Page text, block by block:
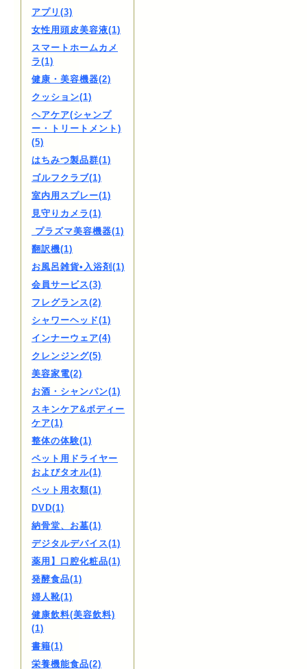
アプリ(3)
女性用頭皮美容液(1)
スマートホームカメ
ラ(1)
健康・美容機器(2)
クッション(1)
ヘアケア(シャンプ
ー・トリートメント)
(5)
はちみつ製品群(1)
ゴルフクラブ(1)
室内用スプレー(1)
見守りカメラ(1)
プラズマ美容機器(1)
翻訳機(1)
お風呂雑貨•入浴剤(1)
会員サービス(3)
フレグランス(2)
シャワーヘッド(1)
インナーウェア(4)
クレンジング(5)
美容家電(2)
お酒・シャンパン(1)
スキンケア&ボディー
ケア(1)
整体の体験(1)
ペット用ドライヤー
およびタオル(1)
ペット用衣類(1)
DVD(1)
納骨堂、お墓(1)
デジタルデバイス(1)
薬用】口腔化粧品(1)
発酵食品(1)
婦人靴(1)
健康飲料(美容飲料)
(1)
書籍(1)
栄養機能食品(2)